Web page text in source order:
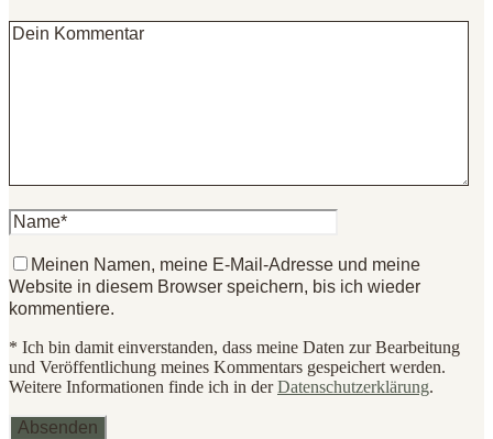
Meinen Namen, meine E-Mail-Adresse und meine
Website in diesem Browser speichern, bis ich wieder
kommentiere.
* Ich bin damit einverstanden, dass meine Daten zur Bearbeitung
und Veröffentlichung meines Kommentars gespeichert werden.
Weitere Informationen finde ich in derDatenschutzerklärung.